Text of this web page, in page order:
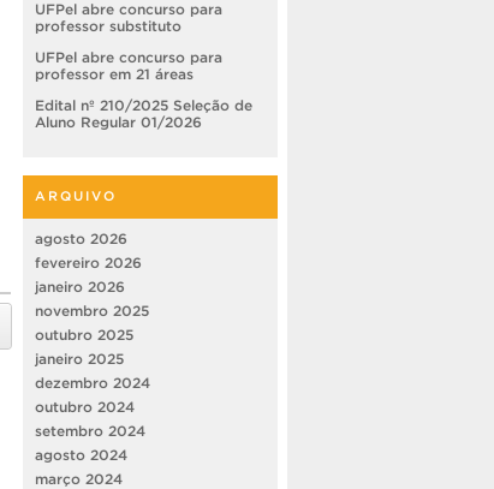
UFPel abre concurso para
professor substituto
UFPel abre concurso para
professor em 21 áreas
Edital nº 210/2025 Seleção de
Aluno Regular 01/2026
ARQUIVO
agosto 2026
fevereiro 2026
janeiro 2026
novembro 2025
outubro 2025
janeiro 2025
dezembro 2024
outubro 2024
setembro 2024
agosto 2024
março 2024